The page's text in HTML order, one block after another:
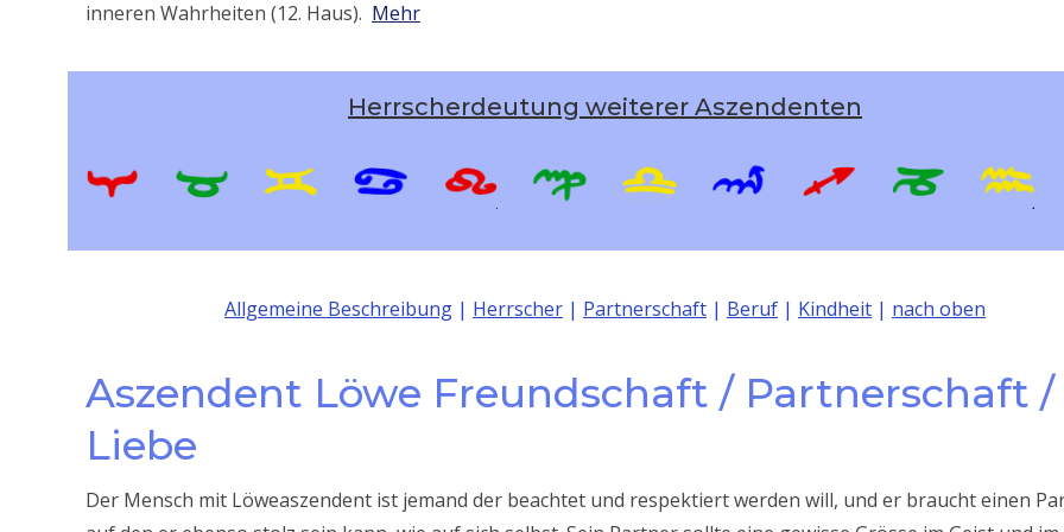
inneren Wahrheiten (12. Haus). Mehr
Herrscherdeutung weiterer Aszendenten
Allgemeine Beschreibung | Herrscher | Partnerschaft | Beruf | Kindheit | nach oben
Aszendent Löwe Freundschaft / Partnerschaft /
Liebe
Der Mensch mit Löweaszendent ist jemand der beachtet und respektiert werden will, und er braucht einen